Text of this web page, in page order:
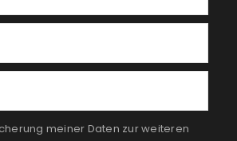
meiner Daten zur weiteren